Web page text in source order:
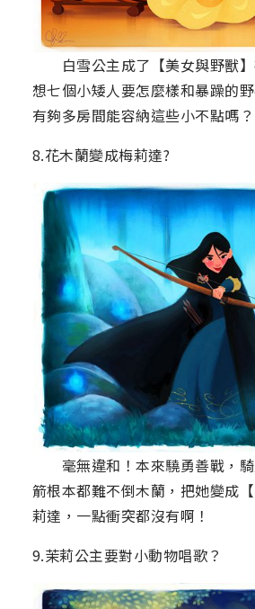
白雪公主成了【美女與野獸】
想七個小矮人要怎麼樣和暴躁的
有夠多房間能容納這些小不點嗎？
8.花木蘭變成梅莉達?
毫無違和！本來驍勇善戰，騎
箭根本都難不倒木蘭，把她變成
莉達，一點衝突都沒有啊！
9.茉莉公主要對小動物唱歌？